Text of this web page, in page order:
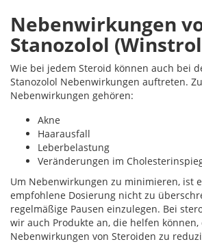
Nebenwirkungen
Stanozolol
Wie bei jedem Steroid können auch bei
Stanozolol Nebenwirkungen auftreten.
Nebenwirkungen gehören:
Akne
Haarausfall
Leberbelastung
Veränderungen im
Um Nebenwirkungen zu minimieren, ist
empfohlene Dosierung nicht zu
regelmäßige Pausen einzulegen. Bei
wir auch Produkte an, die helfen können,
Nebenwirkungen von Steroiden zu